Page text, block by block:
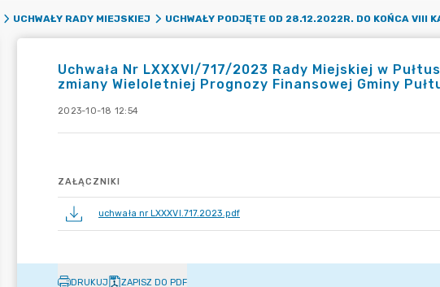
UCHWAŁY RADY MIEJSKIEJ UCHWAŁY PODJĘTE OD 28.12.2022R. DO KOŃCA VIII
Uchwała Nr LXXXVI/717/2023 Rady Miejskiej w
zmiany Wieloletniej Prognozy Finansowej Gminy
2023-10-18 12:54
ZAŁĄCZNIKI
uchwała nr LXXXVI.717.2023.pdf
DRUKUJ ZAPISZ DO PDF